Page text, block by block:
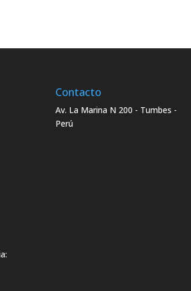
Contacto
Av. La Marina N 200 - Tumbes -
Perú